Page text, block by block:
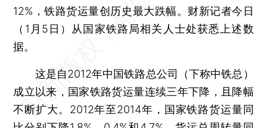
12%，铁路货运量创历史最大跌幅。财新记者今日
（1月5日）从国家铁路局相关人士处获悉上述数
据。
这是自2012年中国铁路总公司（下称中铁总）
成立以来，国家铁路货运量连续三年下降，且降幅
不断扩大。2012年至2014年，国家铁路货运量同